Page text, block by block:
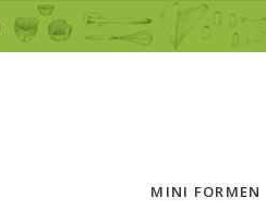
MINI FORMEN